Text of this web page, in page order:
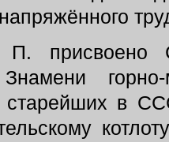
старейших в